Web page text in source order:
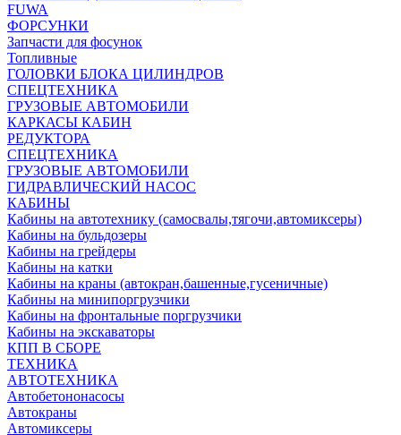
FUWA
ФОРСУНКИ
Запчасти для фосунок
Топливные
ГОЛОВКИ БЛОКА ЦИЛИНДРОВ
СПЕЦТЕХНИКА
ГРУЗОВЫЕ АВТОМОБИЛИ
КАРКАСЫ КАБИН
РЕДУКТОРА
СПЕЦТЕХНИКА
ГРУЗОВЫЕ АВТОМОБИЛИ
ГИДРАВЛИЧЕСКИЙ НАСОС
КАБИНЫ
Кабины на автотехнику (самосвалы,тягочи,автомиксеры)
Кабины на бульдозеры
Кабины на грейдеры
Кабины на катки
Кабины на краны (автокран,башенные,гусеничные)
Кабины на минипоргрузчики
Кабины на фронтальные поргрузчики
Кабины на экскаваторы
КПП В СБОРЕ
ТЕХНИКА
АВТОТЕХНИКА
Автобетононасосы
Автокраны
Автомиксеры